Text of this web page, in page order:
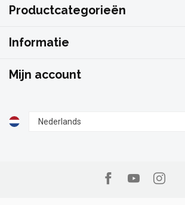
Productcategorieën
Informatie
Mijn account